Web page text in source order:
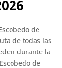
de
de todas las
durante la
de